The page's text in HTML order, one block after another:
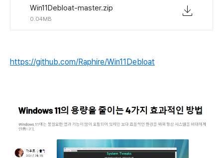
Win11Debloat-master.zip
0.04MB
https://github.com/Raphire/Win11Debloat